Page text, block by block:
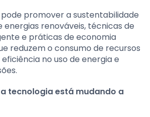
promover a sustentabilidade
energias renováveis, técnicas de
e práticas de economia
reduzem o consumo de recursos
no uso de energia e
tecnologia está mudando a